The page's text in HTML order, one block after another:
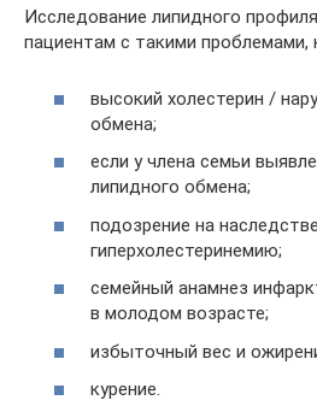
Исследование липидного
пациентам с такими проблемами,
высокий холестерин /
обмена;
если у члена семьи
липидного обмена;
подозрение на
гиперхолестеринемию;
семейный анамнез
в молодом возрасте;
избыточный вес и
курение.